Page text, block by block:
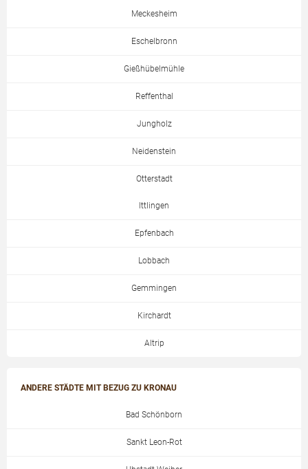
Meckesheim
Eschelbronn
Gießhübelmühle
Reffenthal
Jungholz
Neidenstein
Otterstadt
Ittlingen
Epfenbach
Lobbach
Gemmingen
Kirchardt
Altrip
ANDERE STÄDTE MIT BEZUG ZU KRONAU
Bad Schönborn
Sankt Leon-Rot